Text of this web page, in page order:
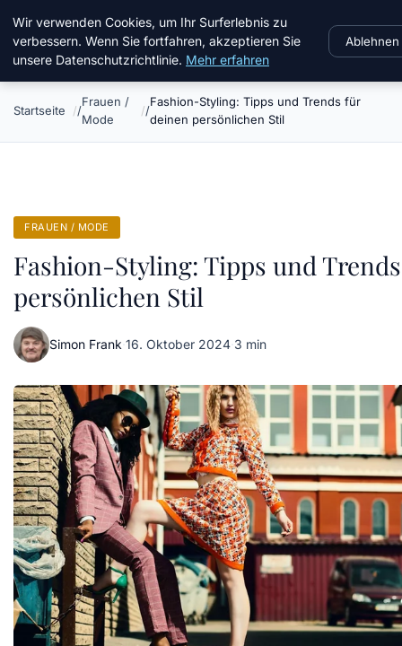
Chinavisum24
Startseite
Frauen /
Mode
Fashion-Styling: Tipps und Trends für
deinen persönlichen Stil
FRAUEN / MODE
Fashion-Styling: Tipps und
persönlichen Stil
Simon Frank·16. Oktober 2024·3 min
Wir verwenden Cookies, um Ihr Surferlebnis zu
verbessern. Wenn Sie fortfahren, akzeptieren Sie
unsere Datenschutzrichtlinie. Mehr erfahren
Ablehnen